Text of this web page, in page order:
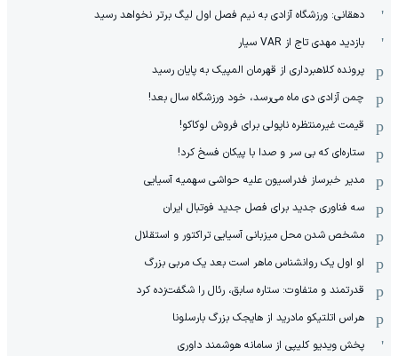
دهقانی: ورزشگاه آزادی به نیم فصل اول لیگ برتر نخواهد رسید
بازدید مهدی تاج از VAR سیار
پرونده کلاهبرداری از قهرمان المپیک به پایان رسید
چمن آزادی دی ماه می‌رسد، خود ورزشگاه سال بعد!
قیمت غیرمنتظره ناپولی برای فروش لوکاکو!
ستاره‌ای که بی سر و صدا با پیکان فسخ کرد!
مدیر خبرساز فدراسیون علیه حواشی سهمیه آسیایی
سه فناوری جدید برای فصل جدید فوتبال ایران
مشخص شدن محل میزبانی آسیایی تراکتور و استقلال
او اول یک روانشناس ماهر است بعد یک مربی بزرگ
قدرتمند و متفاوت: ستاره سابق، رئال را شگفت‌زده کرد
هراس اتلتیکو مادرید از هایجک بزرگ بارسلونا
پخش ویدیو کلیپی از سامانه هوشمند داوری